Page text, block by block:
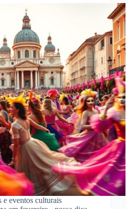
eventos culturais